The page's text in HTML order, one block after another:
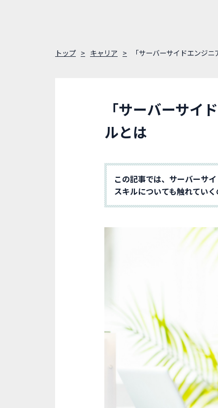
トップ キャリア 「サーバーサイドエンジ
「サーバーサイ
ルとは
この記事では、サーバーサ
スキルについても触れてい